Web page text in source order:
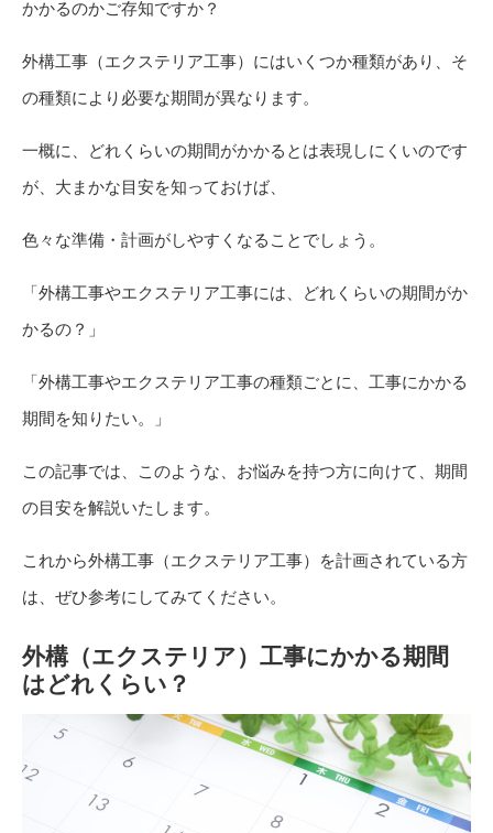
かかるのかご存知ですか？
外構工事（エクステリア工事）にはいくつか種類があり、そ
の種類により必要な期間が異なります。
一概に、どれくらいの期間がかかるとは表現しにくいのです
が、大まかな目安を知っておけば、
色々な準備・計画がしやすくなることでしょう。
「外構工事やエクステリア工事には、どれくらいの期間がか
かるの？」
「外構工事やエクステリア工事の種類ごとに、工事にかかる
期間を知りたい。」
この記事では、このような、お悩みを持つ方に向けて、期間
の目安を解説いたします。
これから外構工事（エクステリア工事）を計画されている方
は、ぜひ参考にしてみてください。
外構（エクステリア）工事にかかる期間
はどれくらい？